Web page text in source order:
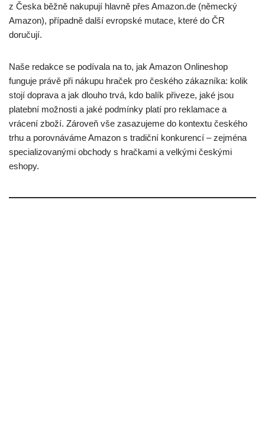
z Česka běžně nakupují hlavně přes Amazon.de (německý
Amazon), případně další evropské mutace, které do ČR
doručují.
Naše redakce se podívala na to, jak Amazon Onlineshop
funguje právě při nákupu hraček pro českého zákazníka: kolik
stojí doprava a jak dlouho trvá, kdo balík přiveze, jaké jsou
platební možnosti a jaké podmínky platí pro reklamace a
vrácení zboží. Zároveň vše zasazujeme do kontextu českého
trhu a porovnáváme Amazon s tradiční konkurencí – zejména
specializovanými obchody s hračkami a velkými českými
eshopy.